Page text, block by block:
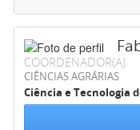
COORDENADOR(A)
CIÊNCIAS AGRÁRIAS
Ciência e Tecnologia